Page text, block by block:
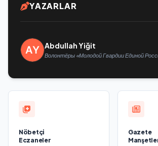
YAZARLAR
Abdullah Yiğit
Волонтёры «Молодой Гвардии Единой
Nöbetçi
Eczaneler
Gazete